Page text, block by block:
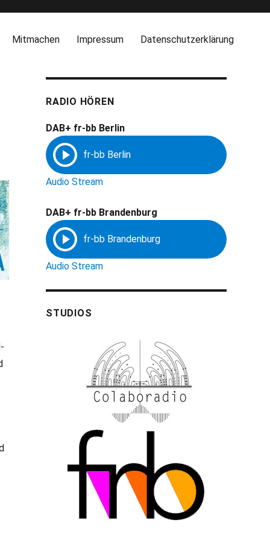
Mitmachen Impressum Datenschutzerklärung
RADIO HÖREN
DAB+ fr-bb Berlin
Audio Stream
DAB+ fr-bb Brandenburg
Audio Stream
STUDIOS